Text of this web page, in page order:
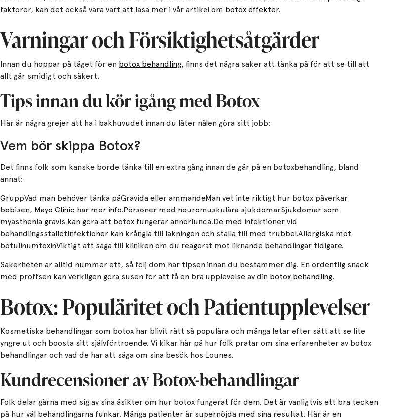
faktorer, kan det också vara värt att läsa mer i vår artikel om botox effekter.
Varningar och Försiktighetsåtgärder
Innan du hoppar på tåget för en botox behandling, finns det några saker att tänka på för att se till att
allt går smidigt och säkert.
Tips innan du kör igång med Botox
Här är några grejer att ha i bakhuvudet innan du låter nålen göra sitt jobb:
Vem bör skippa Botox?
Det finns folk som kanske borde tänka till en extra gång innan de går på en botoxbehandling, bland
annat:
GruppVad man behöver tänka påGravida eller ammandeMan vet inte riktigt hur botox påverkar
bebisen, Mayo Clinic har mer info.Personer med neuromuskulära sjukdomarSjukdomar som
myasthenia gravis kan göra att botox fungerar annorlunda.De med infektioner vid
behandlingsställetInfektioner kan krångla till läkningen och ställa till med trubbel.Allergiska mot
botulinumtoxinViktigt att säga till kliniken om du reagerat mot liknande behandlingar tidigare.
Säkerheten är alltid nummer ett, så följ dom här tipsen innan du bestämmer dig. En ordentlig snack
med proffsen kan verkligen göra susen för att få en bra upplevelse av din botox behandling.
Botox: Populäritet och Patientupplevelser
Kosmetiska behandlingar som botox har blivit rätt så populära och många letar efter sätt att se lite
yngre ut och boosta sitt självförtroende. Vi kikar här på hur folk pratar om sina erfarenheter av botox
behandlingar och vad de har att säga om sina besök hos Lounes.
Kundrecensioner av Botox-behandlingar
Folk delar gärna med sig av sina åsikter om hur botox fungerat för dem. Det är vanligtvis ett bra tecken
på hur väl behandlingarna funkar. Många patienter är supernöjda med sina resultat. Här är en